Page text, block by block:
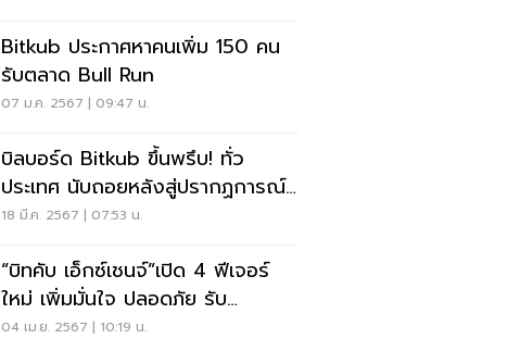
Bitkub ประกาศหาคนเพิ่ม 150 คน
รับตลาด Bull Run
07 ม.ค. 2567 | 09:47 น.
บิลบอร์ด Bitkub ขึ้นพรึบ! ทั่ว
ประเทศ นับถอยหลังสู่ปรากฏการณ์
Bitcoin Halving
18 มี.ค. 2567 | 07:53 น.
“บิทคับ เอ็กซ์เชนจ์”เปิด 4 ฟีเจอร์
ใหม่ เพิ่มมั่นใจ ปลอดภัย รับ
Bitcoin Halving
04 เม.ย. 2567 | 10:19 น.